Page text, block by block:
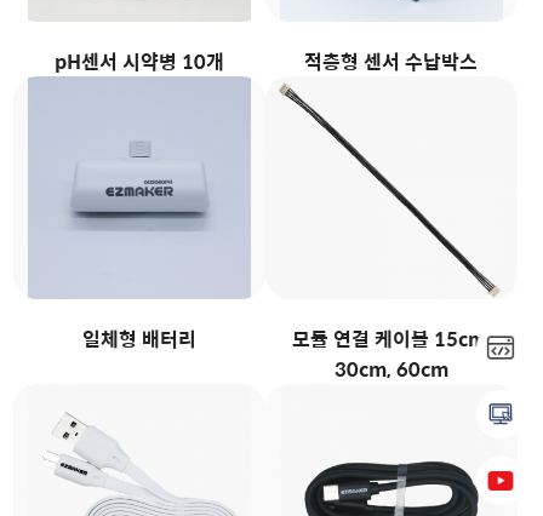
pH센서 시약병 10개 적층형 센서 수납박스
일체형 배터리
모듈 연결 케이블 15cm,
30cm, 60cm